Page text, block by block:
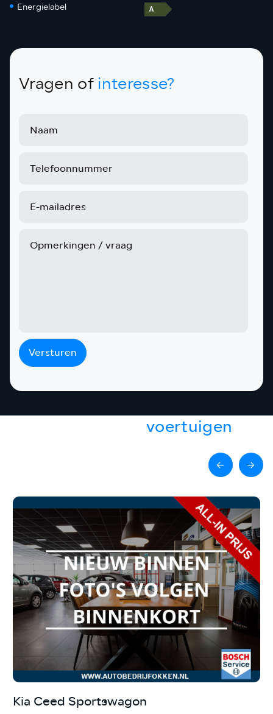
Energielabel
Vragen of interesse?
Versturen
voertuigen
Kia Ceed Sportswagon